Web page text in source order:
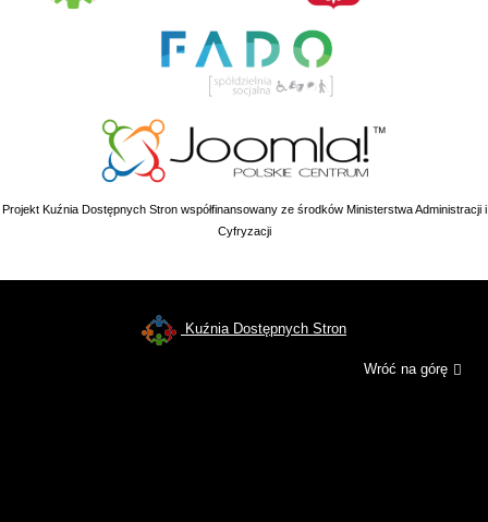
Projekt Kuźnia Dostępnych Stron współfinansowany ze środków Ministerstwa Administracji i
Cyfryzacji
Kuźnia Dostępnych Stron
Wróć na górę